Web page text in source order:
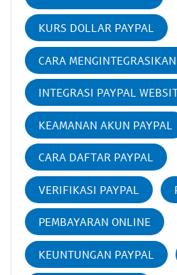
KURS DOLLAR PAYPAL
CARA
INTEGRASI PAYPAL
KEAMANAN AKUN PAYPAL
CARA DAFTAR PAYPAL
VERIFIKASI PAYPAL
PEMBAYARAN ONLINE
KEUNTUNGAN PAYPAL